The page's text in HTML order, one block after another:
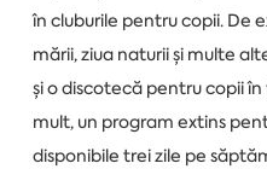
în cluburile pentru copii. De
mării, ziua naturii și multe
și o discotecă pentru copii
mult, un program extins
disponibile trei zile pe